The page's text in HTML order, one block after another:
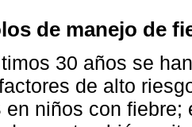
de manejo de
30 años se
de alto
en niños con